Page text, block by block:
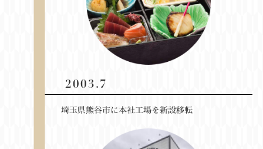
2003.7
埼玉県熊谷市に本社工場を新設移転